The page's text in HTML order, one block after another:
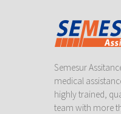
Semesur
medical
highly trained,
team with more